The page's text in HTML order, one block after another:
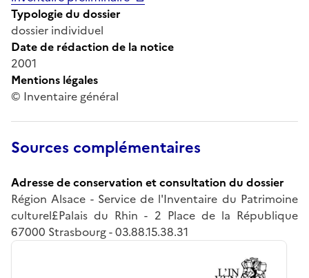
Typologie du dossier
dossier individuel
Date de rédaction de la notice
2001
Mentions légales
© Inventaire général
Sources complémentaires
Adresse de conservation et consultation du dossier
Région Alsace - Service de l'Inventaire du Patrimoine
culturel£Palais du Rhin - 2 Place de la République
67000 Strasbourg - 03.88.15.38.31